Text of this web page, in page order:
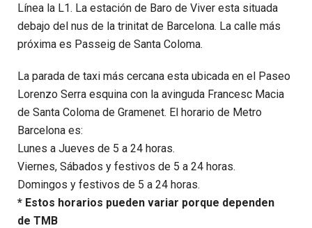
Línea la L1. La estación de Baro de Viver esta situada
debajo del nus de la trinitat de Barcelona. La calle más
próxima es Passeig de Santa Coloma.
La parada de taxi más cercana esta ubicada en el Paseo
Lorenzo Serra esquina con la avinguda Francesc Macia
de Santa Coloma de Gramenet. El horario de Metro
Barcelona es:
Lunes a Jueves de 5 a 24 horas.
Viernes, Sábados y festivos de 5 a 24 horas.
Domingos y festivos de 5 a 24 horas.
* Estos horarios pueden variar porque dependen
de TMB